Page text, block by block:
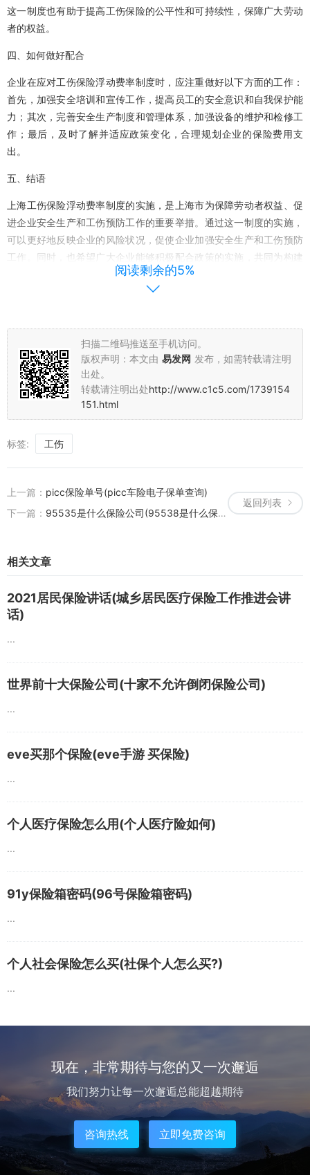
这一制度也有助于提高工伤保险的公平性和可持续性，保障广大劳动
者的权益。
四、如何做好配合
企业在应对工伤保险浮动费率制度时，应注重做好以下方面的工作：
首先，加强安全培训和宣传工作，提高员工的安全意识和自我保护能
力；其次，完善安全生产制度和管理体系，加强设备的维护和检修工
作；最后，及时了解并适应政策变化，合理规划企业的保险费用支
出。
五、结语
上海工伤保险浮动费率制度的实施，是上海市为保障劳动者权益、促
进企业安全生产和工伤预防工作的重要举措。通过这一制度的实施，
可以更好地反映企业的风险状况，促使企业加强安全生产和工伤预防
工作。同时，也希望广大企业能够积极配合政策的实施，共同为构建
安全、和谐的工作环境做出贡献。
用。让我们期待其在实践中取得的成果吧！
阅读剩余的5%
扫描二维码推送至手机访问。
版权声明：本文由 易发网 发布，如需转载请注明
出处。
转载请注明出处http://www.c1c5.com/1739154
151.html
标签: 工伤
返回列表
上一篇： picc保险单号(picc车险电子保单查询)
下一篇： 95535是什么保险公司(95538是什么保险公司)
相关文章
2021居民保险讲话(城乡居民医疗保险工作推进会讲
话)
...
世界前十大保险公司(十家不允许倒闭保险公司)
...
eve买那个保险(eve手游 买保险)
...
个人医疗保险怎么用(个人医疗险如何)
...
91y保险箱密码(96号保险箱密码)
...
个人社会保险怎么买(社保个人怎么买?)
...
现在，非常期待与您的又一次邂逅
我们努力让每一次邂逅总能超越期待
咨询热线 立即免费咨询